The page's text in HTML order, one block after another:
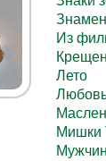
Из
Лето
Мишки